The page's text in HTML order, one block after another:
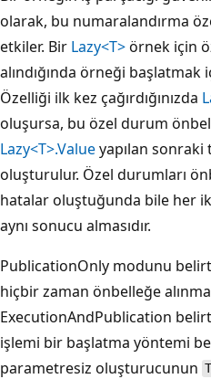
olarak, bu numaralandırma
etkiler. Bir Lazy<T>örnek için
alındığında örneği başlatmak
Özelliği ilk kez çağırdığınızda
oluşursa, bu özel durum
Lazy<T>.Valueyapılan sonraki
oluşturulur. Özel durumları
hatalar oluştuğunda bile her
aynı sonucu almasıdır.
PublicationOnly modunu
hiçbir zaman önbelleğe
ExecutionAndPublication
işlemi bir başlatma yöntemi
parametresiz oluşturucunun T